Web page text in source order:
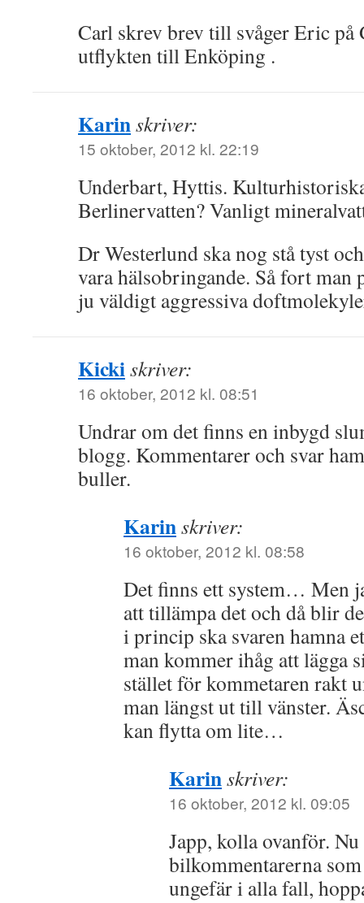
Carl skrev brev till svåger Eric på
utflykten till Enköping .
Karinskriver:
15 oktober, 2012 kl. 22:19
Underbart, Hyttis.
Berlinervatten? Vanligt
Dr Westerlund ska nog stå tyst
vara hälsobringande. Så fort man
ju väldigt aggressiva
Kickiskriver:
16 oktober, 2012 kl. 08:51
Undrar om det finns en inbygd
blogg. Kommentarer och svar
buller.
Karinskriver:
16 oktober, 2012 kl. 08:58
Det finns ett system… Men
att tillämpa det och då blir
i princip ska svaren hamna
man kommer ihåg att lägga
stället för kommetaren rakt
man längst ut till vänster.
kan flytta om lite…
Karinskriver:
16 oktober, 2012 kl. 09:05
Japp, kolla ovanför.
bilkommentarerna
ungefär i alla fall,